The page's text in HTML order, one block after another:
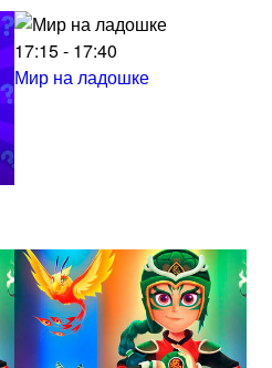
17:15 - 17:40
Мир на ладошке